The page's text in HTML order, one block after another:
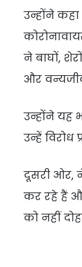
उन्होंने
ने बाघों,
और
उन्होंने यह
उन्हें विरोध
दूसरी ओर,
कर रहे हैं
को नहीं